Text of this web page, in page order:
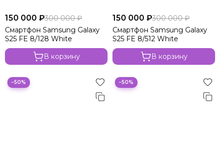
150 000 ₽300 000 ₽
Смартфон Samsung Galaxy
S25 FE 8/128 White
В корзину
150 000 ₽300 000 ₽
Смартфон Samsung Galaxy
S25 FE 8/512 White
В корзину
−50% −50%